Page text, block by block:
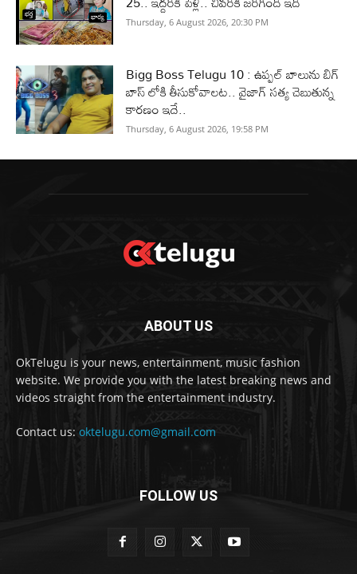
Thursday, 6 August 2026, 20:30 PM
Bigg Boss Telugu 10 : ఉప్పల్ బాలును బిగ్
బాస్ లోకి తీసుకోవాలట.. వైజాగ్ సత్య చెబుతున్న
కారణం ఇదే..
Thursday, 6 August 2026, 19:58 PM
ABOUT US
OkTelugu is your news, entertainment, music fashion
website. We provide you with the latest breaking news and
videos straight from the entertainment industry.
Contact us: oktelugu.com@gmail.com
FOLLOW US